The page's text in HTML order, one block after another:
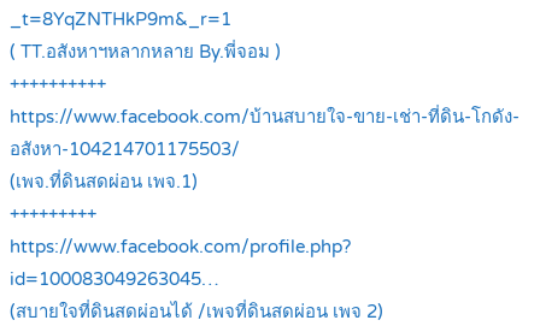
_t=8YqZNTHkP9m&_r=1
( TT.อสังหาฯหลากหลาย By.พี่จอม )
++++++++++
https://www.facebook.com/บ้านสบายใจ-ขาย-เช่า-ที่ดิน-โกดัง-
อสังหา-104214701175503/
(เพจ.ที่ดินสดผ่อน เพจ.1)
+++++++++
https://www.facebook.com/profile.php?
id=100083049263045…
(สบายใจที่ดินสดผ่อนได้ /เพจที่ดินสดผ่อน เพจ 2)